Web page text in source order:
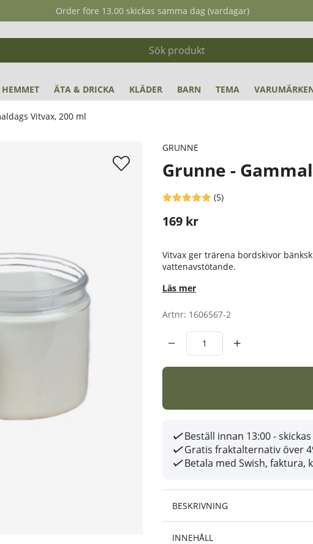
Order före 13.00 skickas samma dag (vardagar)
HEMMET ÄTA & DRICKA KLÄDER BARN TEMA
Vitvax, 200 ml
GRUNNE
Grunne -
Medelbetyg 5 av 5 Antal betyg 5
(5)
169 kr
Vitvax ger trärena bordskivor
vattenavstötande.
Läs mer
Artnr: 1606567-2
Beställ innan 13:00 -
Gratis fraktalternativ över
Betala med Swish, faktura,
BESKRIVNING
INNEHÅLL